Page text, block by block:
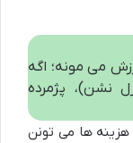
می مونه؛ اگه
نشن)، پژمرده
ها می تونن